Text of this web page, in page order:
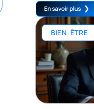
En savoir plus
BIEN-ÊTRE